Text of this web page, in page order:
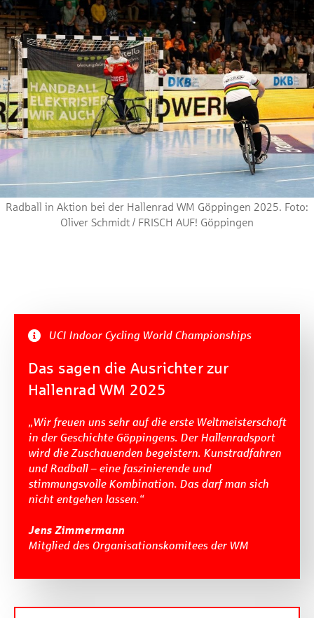
Radball in Aktion bei der Hallenrad WM Göppingen 2025. Foto:
Oliver Schmidt / FRISCH AUF! Göppingen
UCI Indoor Cycling World Championships
Das sagen die Ausrichter zur
Hallenrad WM 2025
„Wir freuen uns sehr auf die erste Weltmeisterschaft
in der Geschichte Göppingens. Der Hallenradsport
wird die Zuschauenden begeistern. Kunstradfahren
und Radball – eine faszinierende und
stimmungsvolle Kombination. Das darf man sich
nicht entgehen lassen.“
Jens Zimmermann
Mitglied des Organisationskomitees der WM